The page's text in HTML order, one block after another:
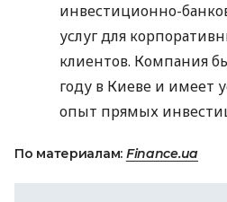
инвестиционно-
услуг для
клиентов. Компания
году в Киеве и имеет
опыт прямых
По материалам: Finance.ua